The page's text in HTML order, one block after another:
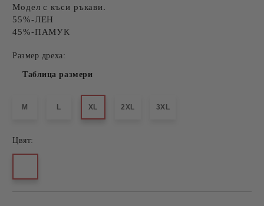
Модел с къси ръкави.
55%-ЛЕН
45%-ПАМУК
Размер дреха:
Таблица размери
M L XL 2XL 3XL
Цвят: